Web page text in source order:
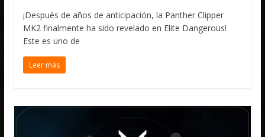
¡Después de años de anticipación, la Panther Clipper
MK2 finalmente ha sido revelado en Elite Dangerous!
Este es uno de
Leer más